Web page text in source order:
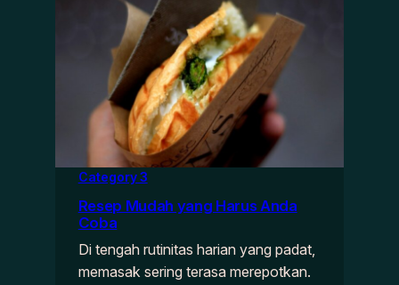
Category 3
Resep Mudah yang Harus Anda
Coba
Di tengah rutinitas harian yang padat,
memasak sering terasa merepotkan.